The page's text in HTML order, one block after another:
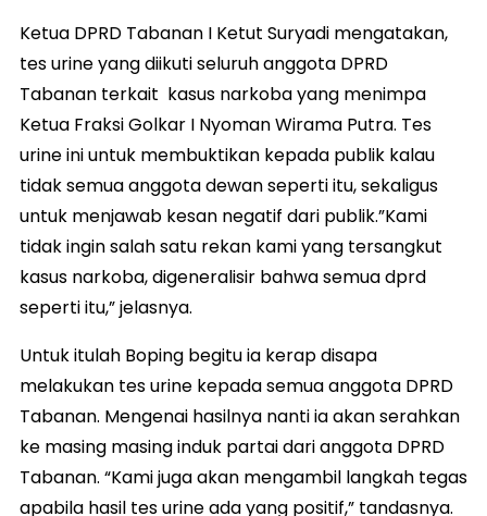
Ketua DPRD Tabanan I Ketut Suryadi mengatakan,
tes urine yang diikuti seluruh anggota DPRD
Tabanan terkait kasus narkoba yang menimpa
Ketua Fraksi Golkar I Nyoman Wirama Putra. Tes
urine ini untuk membuktikan kepada publik kalau
tidak semua anggota dewan seperti itu, sekaligus
untuk menjawab kesan negatif dari publik.”Kami
tidak ingin salah satu rekan kami yang tersangkut
kasus narkoba, digeneralisir bahwa semua dprd
seperti itu,” jelasnya.
Untuk itulah Boping begitu ia kerap disapa
melakukan tes urine kepada semua anggota DPRD
Tabanan. Mengenai hasilnya nanti ia akan serahkan
ke masing masing induk partai dari anggota DPRD
Tabanan. “Kami juga akan mengambil langkah tegas
apabila hasil tes urine ada yang positif,” tandasnya.